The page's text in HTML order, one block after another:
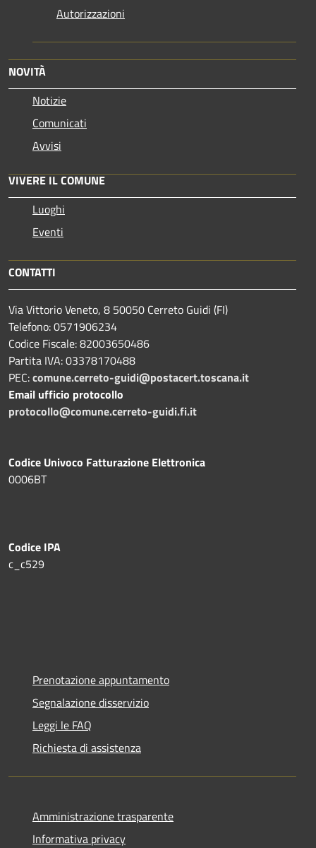
Autorizzazioni
NOVITÀ
Notizie
Comunicati
Avvisi
VIVERE IL COMUNE
Luoghi
Eventi
CONTATTI
Via Vittorio Veneto, 8 50050 Cerreto Guidi (FI)
Telefono: 0571906234
Codice Fiscale: 82003650486
Partita IVA: 03378170488
PEC:comune.cerreto-guidi@postacert.toscana.it
Email ufficio protocollo
protocollo@comune.cerreto-guidi.fi.it
Codice Univoco Fatturazione Elettronica
0006BT
Codice IPA
c_c529
Prenotazione appuntamento
Segnalazione disservizio
Leggi le FAQ
Richiesta di assistenza
Amministrazione trasparente
Informativa privacy